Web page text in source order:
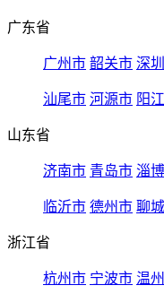
广东省
广州市 韶关市 深
汕尾市 河源市 阳
山东省
济南市 青岛市 淄
临沂市 德州市 聊
浙江省
杭州市 宁波市 温